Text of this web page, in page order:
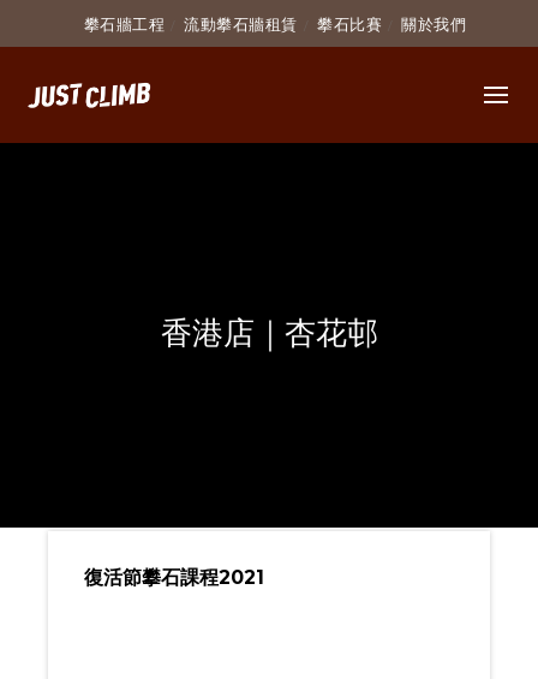
攀石牆工程 流動攀石牆租賃 攀石比賽 關於我們
香港店｜杏花邨
復活節攀石課程2021